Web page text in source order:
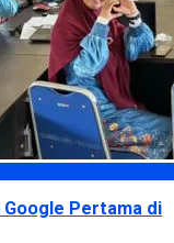
Google Pertama di